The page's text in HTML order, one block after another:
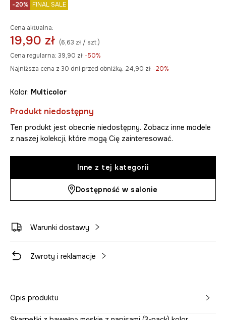
-20% FINAL SALE
Cena aktualna:
19,90 zł (6,63 zł / szt.)
Cena regularna: 39,90 zł -50%
Najniższa cena z 30 dni przed obniżką: 24,90 zł -20%
Kolor: multicolor
Produkt niedostępny
Ten produkt jest obecnie niedostępny. Zobacz inne modele
z naszej kolekcji, które mogą Cię zainteresować.
Inne z tej kategorii
Dostępność w salonie
Warunki dostawy
Zwroty i reklamacje
Opis produktu